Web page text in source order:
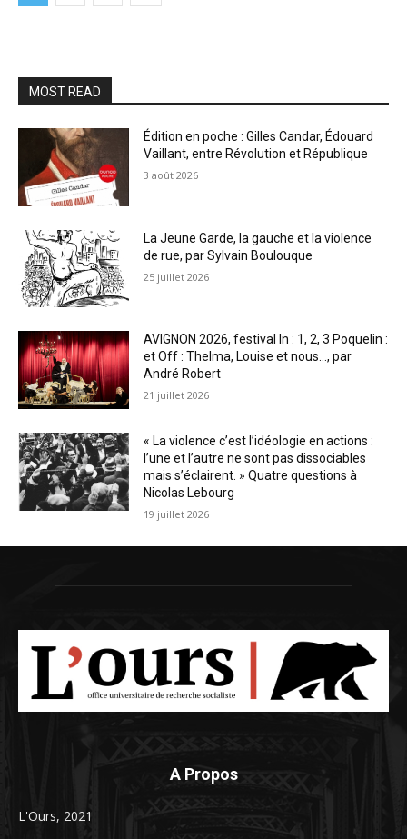
MOST READ
Édition en poche : Gilles Candar, Édouard
Vaillant, entre Révolution et République
3 août 2026
La Jeune Garde, la gauche et la violence
de rue, par Sylvain Boulouque
25 juillet 2026
AVIGNON 2026, festival In : 1, 2, 3 Poquelin :
et Off : Thelma, Louise et nous…, par
André Robert
21 juillet 2026
« La violence c’est l’idéologie en actions :
l’une et l’autre ne sont pas dissociables
mais s’éclairent. » Quatre questions à
Nicolas Lebourg
19 juillet 2026
A Propos
L'Ours, 2021